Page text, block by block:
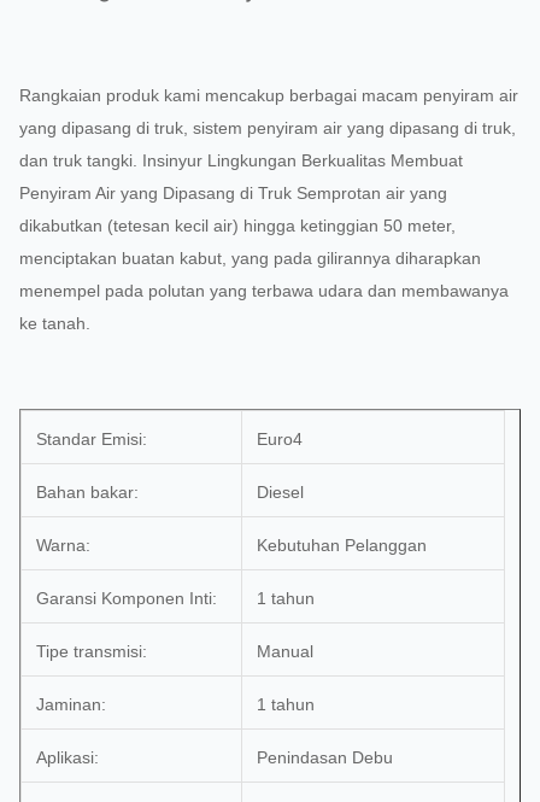
Rangkaian produk kami mencakup berbagai macam penyiram air
yang dipasang di truk, sistem penyiram air yang dipasang di truk,
dan truk tangki. Insinyur Lingkungan Berkualitas Membuat
Penyiram Air yang Dipasang di Truk Semprotan air yang
dikabutkan (tetesan kecil air) hingga ketinggian 50 meter,
menciptakan buatan kabut, yang pada gilirannya diharapkan
menempel pada polutan yang terbawa udara dan membawanya
ke tanah.
Standar Emisi: Euro4
Bahan bakar: Diesel
Warna: Kebutuhan Pelanggan
Garansi Komponen Inti: 1 tahun
Tipe transmisi: Manual
Jaminan: 1 tahun
Aplikasi: Penindasan Debu